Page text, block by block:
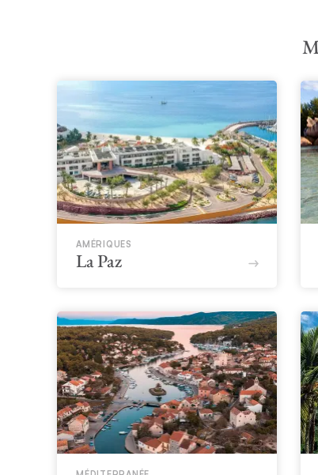
AMÉRIQUES
La Paz